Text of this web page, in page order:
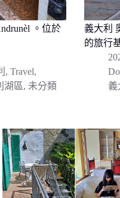
。位於
, Travel,
湖區, 未分類
義大利
的旅行
義